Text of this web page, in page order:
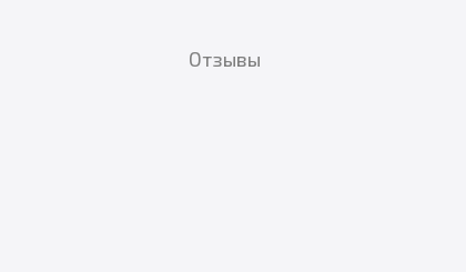
Отзывы